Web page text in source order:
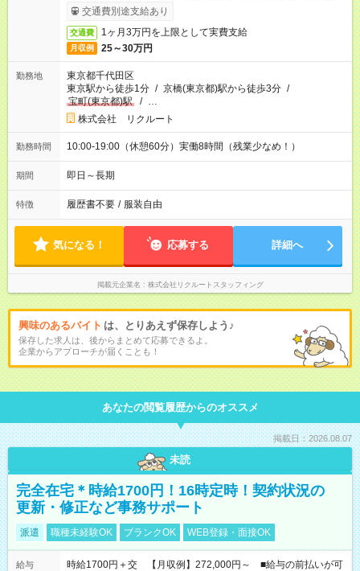
ービス利用可（利用条件有）
交通費別途支給あり
交通費 1ヶ月3万円を上限として実費支給
月収例 25～30万円
勤務地
東京都千代田区
東京駅から徒歩1分 / 京橋(東京都)駅から徒歩3分 /
宝町(東京都)駅
/ …
株式会社 リクルート
勤務時間 10:00-19:00（休憩60分）実働8時間（残業少なめ！）
期間 即日～長期
特徴 履歴書不要 / 服装自由
気になる！ 応募する 詳細へ
掲載元企業名 株式会社リクルートスタッフィング
興味のあるバイト は、とりあえず保存しよう♪
保存した求人は、後からまとめて応募できるよ。
企業からアプローチが届くことも！
あなたの閲覧履歴からのオススメ
掲載日：2026.08.07
未読
完全在宅＊時給1700円！16時定時！契約状況の
更新・修正など事務サポート
派遣 職種未経験OK ブランクOK WEB登録・面接OK
給与
時給1700円＋交 【月収例】272,000円～ ■給与の前払いが可